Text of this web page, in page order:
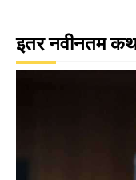
इतर नवीनतम